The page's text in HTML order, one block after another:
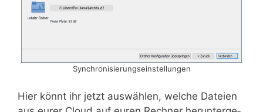
Syn­chro­ni­sie­rungs­ein­stel­lun­gen
Hier könnt ihr jetzt aus­wäh­len, wel­che Datei­en